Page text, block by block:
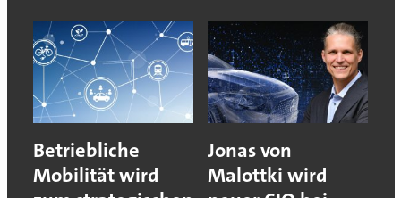
Betriebliche
Mobilität wird
Jonas von
Malottki wird